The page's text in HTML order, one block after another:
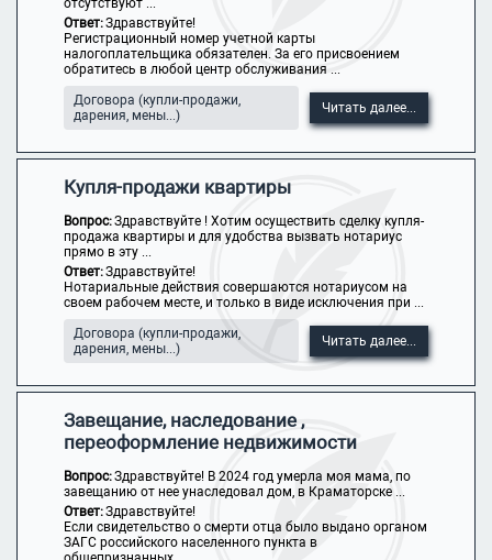
отсутствуют ...
Ответ:Здравствуйте!
Регистрационный номер учетной карты
налогоплательщика обязателен. За его присвоением
обратитесь в любой центр обслуживания ...
Договора (купли-продажи,
дарения, мены...)
Читать далее...
Купля-продажи квартиры
Вопрос:Здравствуйте ! Хотим осуществить сделку купля-
продажа квартиры и для удобства вызвать нотариус
прямо в эту ...
Ответ:Здравствуйте!
Нотариальные действия совершаются нотариусом на
своем рабочем месте, и только в виде исключения при ...
Договора (купли-продажи,
дарения, мены...)
Читать далее...
Завещание, наследование ,
переоформление недвижимости
Вопрос:Здравствуйте! В 2024 год умерла моя мама, по
завещанию от нее унаследовал дом, в Краматорске ...
Ответ:Здравствуйте!
Если свидетельство о смерти отца было выдано органом
ЗАГС российского населенного пункта в